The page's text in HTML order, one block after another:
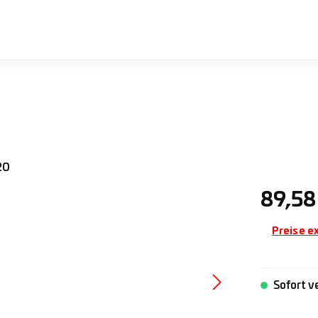
Regulärer
Preise
Sofort